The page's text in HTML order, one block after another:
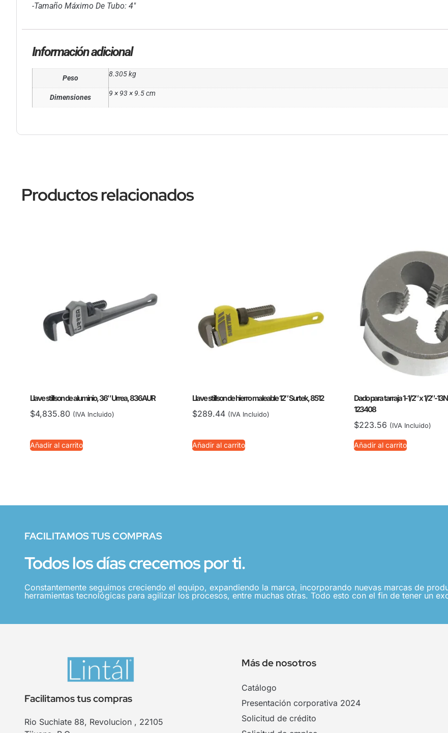
-Tamaño Máximo De Tubo: 4″
Información adicional
Peso 8.305 kg
Dimensiones 9 × 93 × 9.5 cm
Productos relacionados
Llave stillson de aluminio, 36″ Urrea, 836AUR
$4,835.80 (IVA Incluido)
Añadir al carrito
Llave stillson de hierro maleable 12″ Surtek, 8512
$289.44 (IVA Incluido)
Añadir al carrito
Dado para tarraja 1-1/2″ x 1/2″-
123408
$223.56 (IVA Incluido)
Añadir al carrito
FACILITAMOS TUS COMPRAS
Todos los días crecemos por ti.
Constantemente seguimos creciendo el equipo, expandiendo la marca, incorporando nuevas marcas de
herramientas tecnológicas para agilizar los procesos, entre muchas otras. Todo esto con el fin de tener un
Facilitamos tus compras
Rio Suchiate 88, Revolucion , 22105
Más de nosotros
Catálogo
Presentación corporativa 2024
Solicitud de crédito